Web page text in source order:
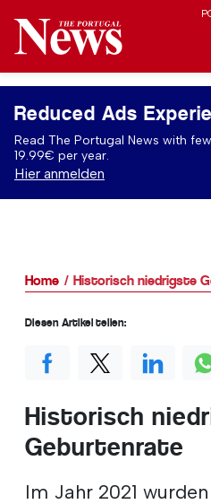
Reduced Ads
Read The Portugal News with
19.99€ per year.
Hier anmelden
Home Historisch niedrigste
Historisch
Geburtenrate
Im Jahr 2021
Diesen Artikel teilen: